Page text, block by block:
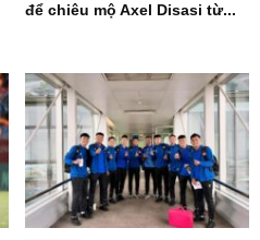
để chiêu mộ Axel Disasi từ...